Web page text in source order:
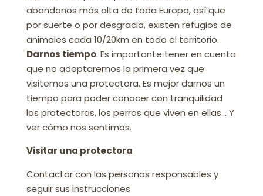
abandonos más alta de toda Europa, así que
por suerte o por desgracia, existen refugios de
animales cada 10/20km en todo el territorio.
Darnos tiempo. Es importante tener en cuenta
que no adoptaremos la primera vez que
visitemos una protectora. Es mejor darnos un
tiempo para poder conocer con tranquilidad
las protectoras, los perros que viven en ellas… Y
ver cómo nos sentimos.
Visitar una protectora
Contactar con las personas responsables y
seguir sus instrucciones